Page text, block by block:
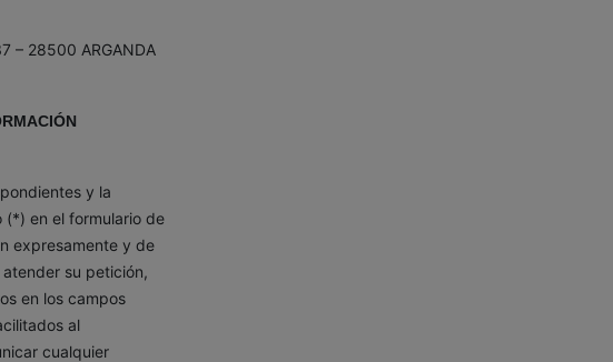
– 28500 ARGANDA
y la
(*) en el formulario de
expresamente y de
su petición,
en los campos
al
cualquier